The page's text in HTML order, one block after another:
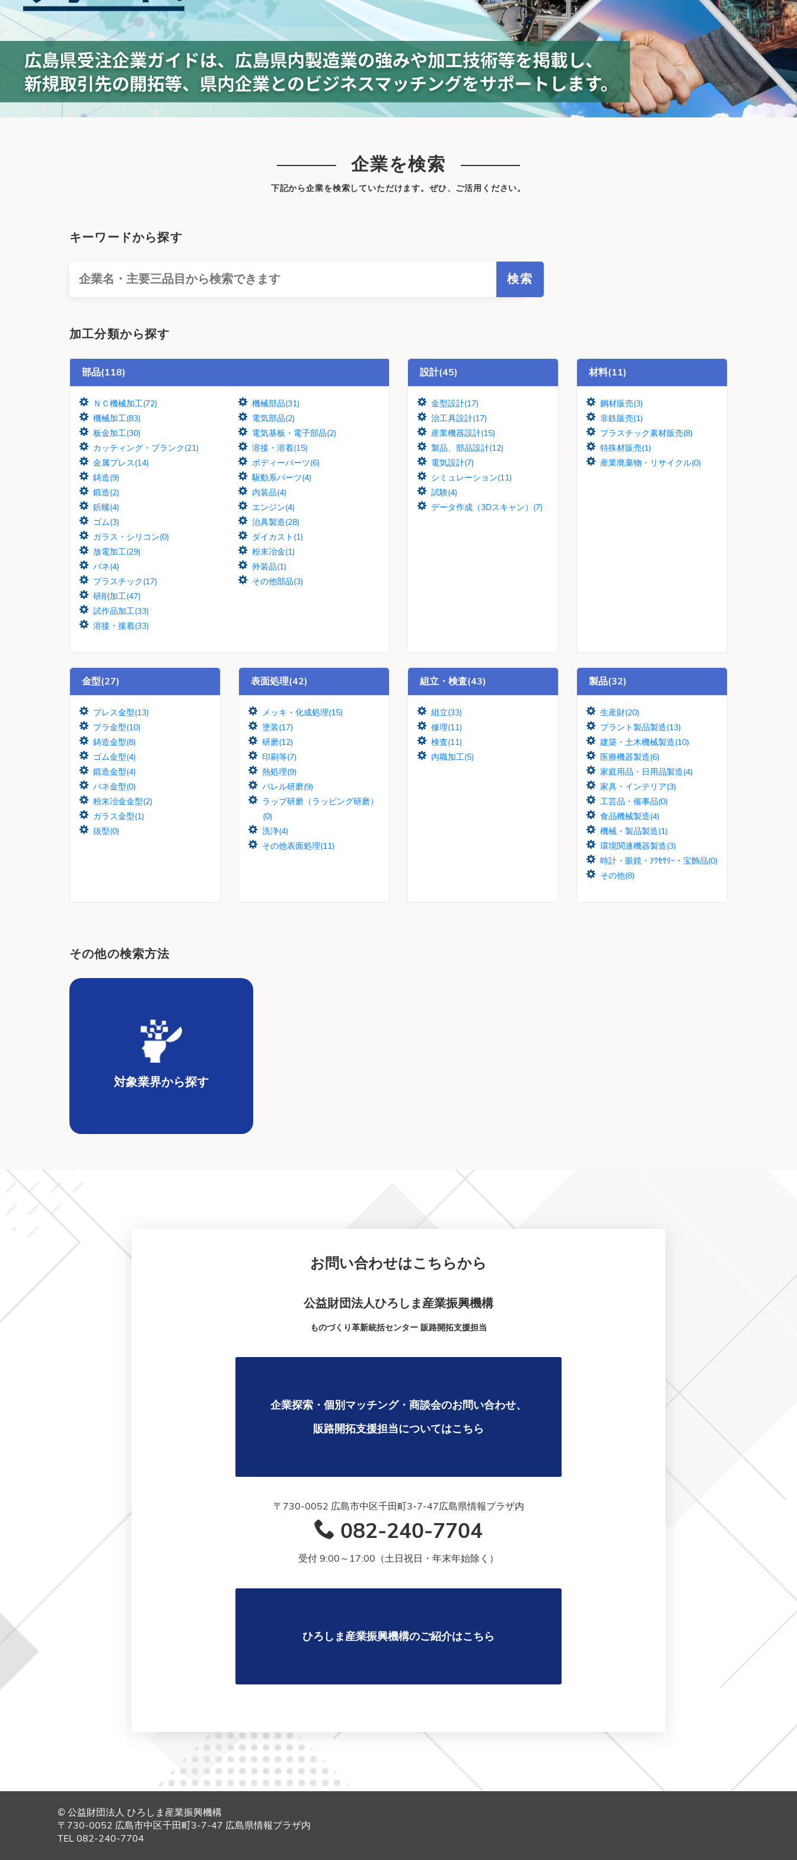
企業を検索
下記から企業を検索していただけます。 ぜひ、ご活用ください。
キーワードから探す
加工分類から探す
部品(118)
ＮＣ機械加工(72)
機械加工(83)
板金加工(30)
カッティング・ブランク(21)
金属プレス(14)
鋳造(9)
鍛造(2)
鋲螺(4)
ゴム(3)
ガラス・シリコン(0)
放電加工(29)
バネ(4)
プラスチック(17)
研削加工(47)
試作品加工(33)
溶接・接着(33)
機械部品(31)
電気部品(2)
電気基板・電子部品(2)
溶接・溶着(15)
ボディーパーツ(6)
駆動系パーツ(4)
内装品(4)
エンジン(4)
治具製造(28)
ダイカスト(1)
粉末冶金(1)
外装品(1)
その他部品(3)
設計(45)
金型設計(17)
治工具設計(17)
産業機器設計(15)
製品、部品設計(12)
電気設計(7)
シミュレーション(11)
試験(4)
データ作成（3Dスキャン）(7)
材料(11)
鋼材販売(3)
非鉄販売(1)
プラスチック素材販売(8)
特殊材販売(1)
産業廃棄物・リサイクル(0)
金型(27)
プレス金型(13)
プラ金型(10)
鋳造金型(8)
ゴム金型(4)
鍛造金型(4)
バネ金型(0)
粉末冶金金型(2)
ガラス金型(1)
抜型(0)
表面処理(42)
メッキ・化成処理(15)
塗装(17)
研磨(12)
印刷等(7)
熱処理(9)
バレル研磨(9)
ラップ研磨（ラッピング研磨）
(0)
洗浄(4)
その他表面処理(11)
組立・検査(43)
組立(33)
修理(11)
検査(11)
内職加工(5)
製品(32)
生産財(20)
プラント製品製造(13)
建築・土木機械製造(10)
医療機器製造(6)
家庭用品・日用品製造(4)
家具・インテリア(3)
工芸品・催事品(0)
食品機械製造(4)
機械・製品製造(1)
環境関連機器製造(3)
時計・眼鏡・ｱｸｾｻﾘｰ・宝飾品(0)
その他(8)
その他の検索方法
対象業界から探す
お問い合わせはこちらから
公益財団法人ひろしま産業振興機構
ものづくり革新統括センター 販路開拓支援担当
企業探索・個別マッチング・ 商談会のお問い合わせ、
販路開拓支援担当についてはこちら
〒730-0052 広島市中区千田町3-7-47広島県情報プラザ内
082-240-7704
受付 9:00～17:00（土日祝日・年末年始除く）
ひろしま産業振興機構のご紹介はこちら
© 公益財団法人 ひろしま産業振興機構
〒730-0052 広島市中区千田町3-7-47 広島県情報プラザ内
TEL 082-240-7704